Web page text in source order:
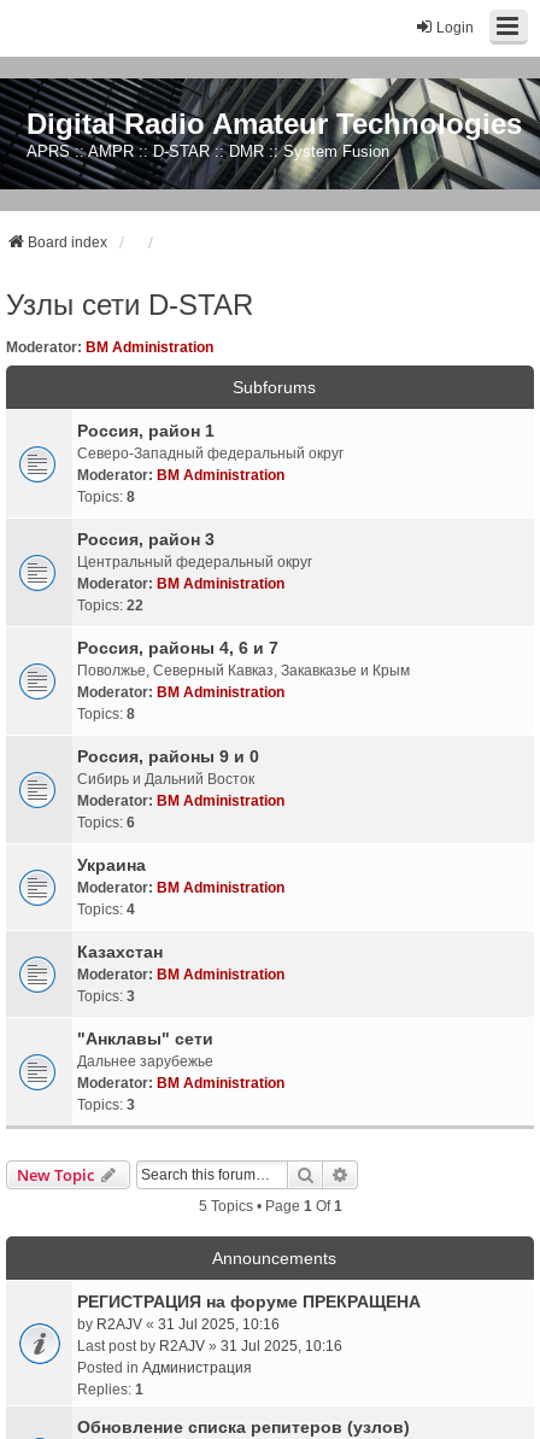
Login
Digital Radio Amateur Technologies
APRS :: AMPR :: D-STAR :: DMR :: System Fusion
Board index
Узлы сети D-STAR
Moderator: BM Administration
Subforums
Россия, район 1
Северо-Западный федеральный округ
Moderator: BM Administration
Topics: 8
Россия, район 3
Центральный федеральный округ
Moderator: BM Administration
Topics: 22
Россия, районы 4, 6 и 7
Поволжье, Северный Кавказ, Закавказье и Крым
Moderator: BM Administration
Topics: 8
Россия, районы 9 и 0
Сибирь и Дальний Восток
Moderator: BM Administration
Topics: 6
Украина
Moderator: BM Administration
Topics: 4
Казахстан
Moderator: BM Administration
Topics: 3
"Анклавы" сети
Дальнее зарубежье
Moderator: BM Administration
Topics: 3
New Topic Search
5 Topics • Page 1 Of1
Announcements
РЕГИСТРАЦИЯ на форуме ПРЕКРАЩЕНА
by R2AJV « 31 Jul 2025, 10:16
Last post by R2AJV » 31 Jul 2025, 10:16
Posted in Администрация
Replies: 1
Обновление списка репитеров (узлов)